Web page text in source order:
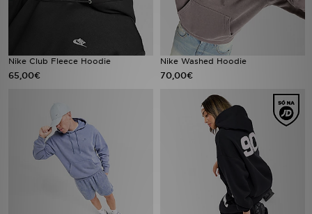
Nike Club Fleece Hoodie
65,00€
Nike Washed Hoodie
70,00€